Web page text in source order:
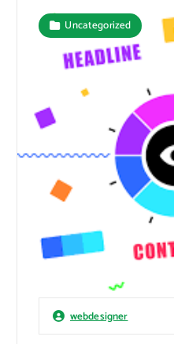
webdesigner
Uncategorized